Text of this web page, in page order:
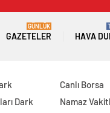
GAZETELER
GÜNLÜK
HAVA
Dark
Canlı Borsa
Namaz